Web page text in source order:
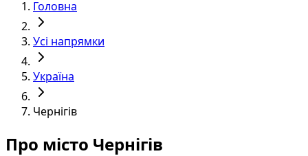
Головна
Усі напрямки
Україна
Чернігів
Про місто Чернігів